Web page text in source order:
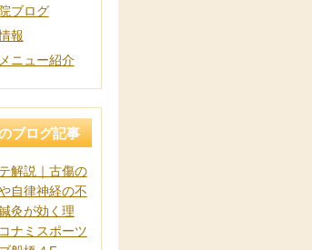
ブログ
報
ニュー紹介
ブログ記事
解説｜古傷の
自律神経の不
灸が効く理
ナミスポーツ